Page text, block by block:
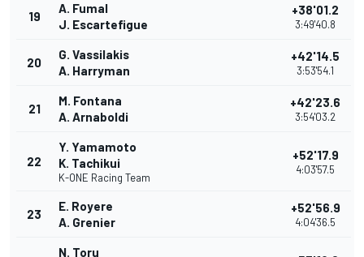
19
A. Fumal
J. Escartefigue
+38'01.2
3:49'40.8
20
G. Vassilakis
A. Harryman
+42'14.5
3:53'54.1
21
M. Fontana
A. Arnaboldi
+42'23.6
3:54'03.2
22
Y. Yamamoto
K. Tachikui
K-ONE Racing Team
+52'17.9
4:03'57.5
23
E. Royere
A. Grenier
+52'56.9
4:04'36.5
N. Toru